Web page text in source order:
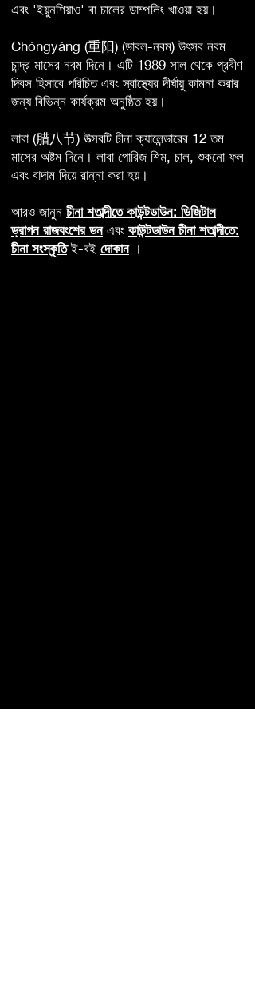
এবং 'ইয়ুনশিয়াও' বা চালের ডাম্পলিং খাওয়া হয়।
Chóngyáng (重阳) (ডাবল-নবম) উৎসব নবম
চান্দ্র মাসের নবম দিনে। এটি 1989 সাল থেকে প্রবীণ
দিবস হিসাবে পরিচিত এবং স্বাস্থ্যের দীর্ঘায়ু কামনা করার
জন্য বিভিন্ন কার্যক্রম অনুষ্ঠিত হয়।
লাবা (腊八节) উত্সবটি চীনা ক্যালেন্ডারের 12 তম
মাসের অষ্টম দিনে। লাবা পোরিজ শিম, চাল, শুকনো ফল
এবং বাদাম দিয়ে রান্না করা হয়।
আরও জানুন চীনা শতাব্দীতে কাউন্টডাউন: ডিজিটাল
ড্রাগন রাজবংশের ডনএবং কাউন্টডাউন চীনা শতাব্দীতে:
চীনা সংস্কৃতিই-বই দোকান।